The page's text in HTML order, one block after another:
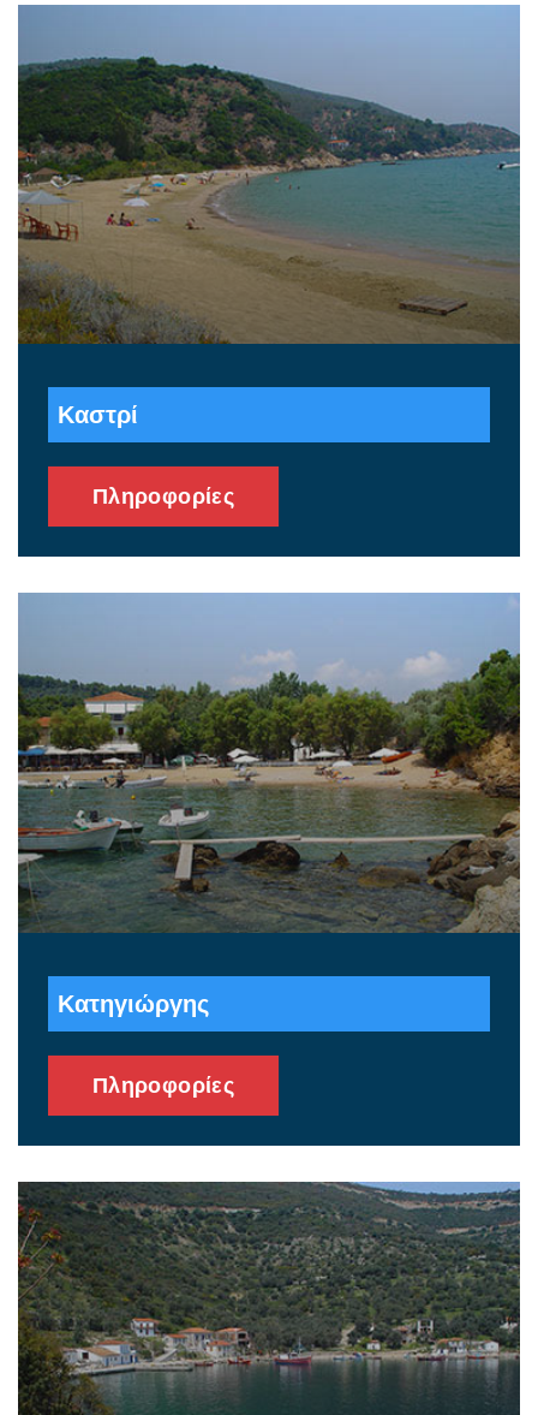
Καστρί
Πληροφορίες
Κατηγιώργης
Πληροφορίες